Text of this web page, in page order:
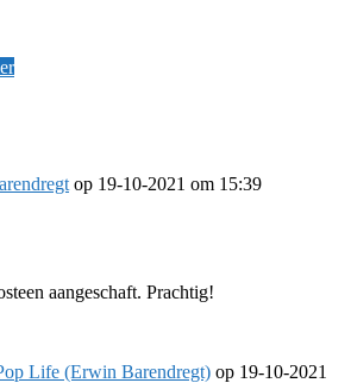
op 19-10-2021 om 15:39
aangeschaft. Prachtig!
Life (Erwin Barendregt) op 19-10-2021